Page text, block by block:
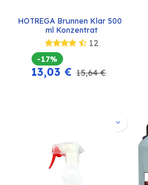
HOTREGA Brunnen Klar 500
ml Konzentrat
12
-17%
13,03 € 15,64€